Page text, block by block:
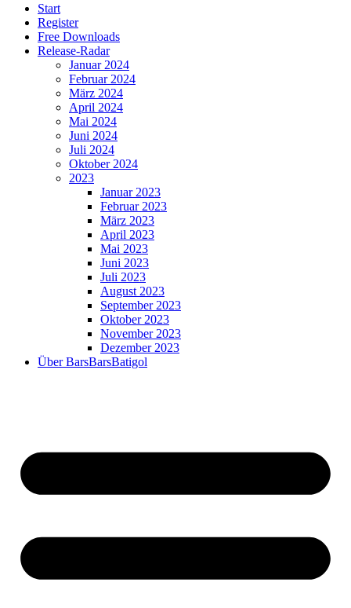
Start
Register
Free Downloads
Release-Radar
Januar 2024
Februar 2024
März 2024
April 2024
Mai 2024
Juni 2024
Juli 2024
Oktober 2024
2023
Januar 2023
Februar 2023
März 2023
April 2023
Mai 2023
Juni 2023
Juli 2023
August 2023
September 2023
Oktober 2023
November 2023
Dezember 2023
Über BarsBarsBatigol